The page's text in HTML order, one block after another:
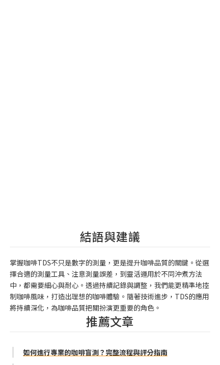
結語與建議
掌握咖啡TDS不只是數字的測量，更是提升咖啡品質的關鍵。從選
擇合適的測量工具、注意測量誤差，到靈活運用於不同沖煮方法
中，都需要細心與耐心。透過持續記錄與調整，我們能更精準地控
制咖啡風味，打造出理想的咖啡體驗。隨著技術進步，TDS的應用
將持續深化，為咖啡品質把關扮演更重要的角色。
推薦文章
如何進行專業的咖啡盲測？完整流程與評分指南